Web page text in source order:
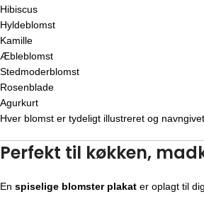
Hibiscus
Hyldeblomst
Kamille
Æbleblomst
Stedmoderblomst
Rosenblade
Agurkurt
Hver blomst er tydeligt illustreret og
Perfekt til køkken,
En spiselige blomster plakat er oplagt til